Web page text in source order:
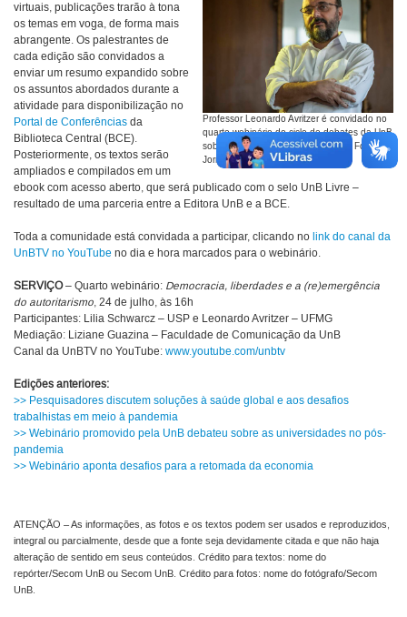
Professor Leonardo Avritzer é convidado no
quarto webinário do ciclo de debates da UnB
sobre o mundo depois da covid-19. Foto:
Jornal GGN
virtuais, publicações trarão à tona
os temas em voga, de forma mais
abrangente. Os palestrantes de
cada edição são convidados a
enviar um resumo expandido sobre
os assuntos abordados durante a
atividade para disponibilização no
Portal de Conferências da
Biblioteca Central (BCE).
Posteriormente, os textos serão
ampliados e compilados em um
ebook com acesso aberto, que será publicado com o selo UnB Livre –
resultado de uma parceria entre a Editora UnB e a BCE.
Toda a comunidade está convidada a participar, clicando no link do canal da
UnBTV no YouTube no dia e hora marcados para o webinário.
SERVIÇO– Quarto webinário: Democracia, liberdades e a (re)emergência
do autoritarismo, 24 de julho, às 16h
Participantes: Lilia Schwarcz – USP e Leonardo Avritzer – UFMG
Mediação: Liziane Guazina – Faculdade de Comunicação da UnB
Canal da UnBTV no YouTube: www.youtube.com/unbtv
Edições anteriores:
>> Pesquisadores discutem soluções à saúde global e aos desafios
trabalhistas em meio à pandemia
>> Webinário promovido pela UnB debateu sobre as universidades no pós-
pandemia
>> Webinário aponta desafios para a retomada da economia
ATENÇÃO – As informações, as fotos e os textos podem ser usados e reproduzidos,
integral ou parcialmente, desde que a fonte seja devidamente citada e que não haja
alteração de sentido em seus conteúdos. Crédito para textos: nome do
repórter/Secom UnB ou Secom UnB. Crédito para fotos: nome do fotógrafo/Secom
UnB.